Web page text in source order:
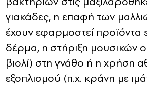
γιακάδες, η επαφή των
έχουν εφαρμοστεί προϊόντα
δέρμα, η στήριξη μουσικών
βιολί) στη γνάθο ή η χρήση
εξοπλισμού (π.χ. κράνη με